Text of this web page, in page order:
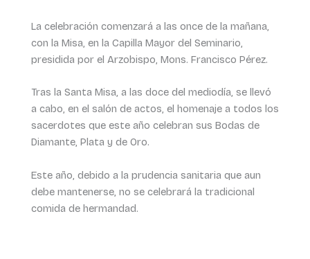
La celebración comenzará a las once de la mañana,
con la Misa, en la Capilla Mayor del Seminario,
presidida por el Arzobispo, Mons. Francisco Pérez.
Tras la Santa Misa, a las doce del mediodía, se llevó
a cabo, en el salón de actos, el homenaje a todos los
sacerdotes que este año celebran sus Bodas de
Diamante, Plata y de Oro.
Este año, debido a la prudencia sanitaria que aun
debe mantenerse, no se celebrará la tradicional
comida de hermandad.